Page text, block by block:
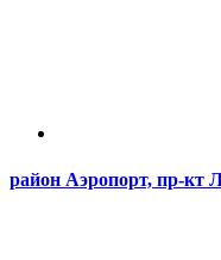
район Аэропорт, пр-кт